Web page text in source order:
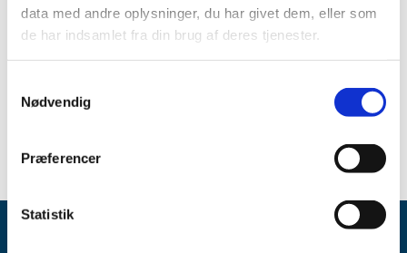
data med andre oplysninger, du har givet dem, eller som
de har indsamlet fra din brug af deres tjenester.
Nødvendig
Præferencer
Statistik
TID
2019 (1)
2016 (6)